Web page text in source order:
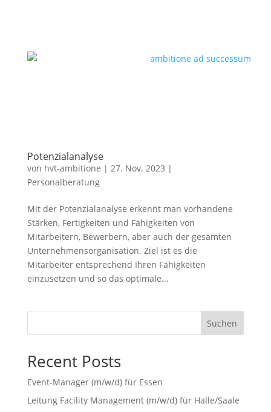
Potenzialanalyse
von hvt-ambitione | 27. Nov. 2023 |
Personalberatung
Mit der Potenzialanalyse erkennt man vorhandene
Stärken, Fertigkeiten und Fähigkeiten von
Mitarbeitern, Bewerbern, aber auch der gesamten
Unternehmensorganisation. Ziel ist es die
Mitarbeiter entsprechend Ihren Fähigkeiten
einzusetzen und so das optimale...
Suchen
Recent Posts
Event-Manager (m/w/d) für Essen
Leitung Facility Management (m/w/d) für Halle/Saale